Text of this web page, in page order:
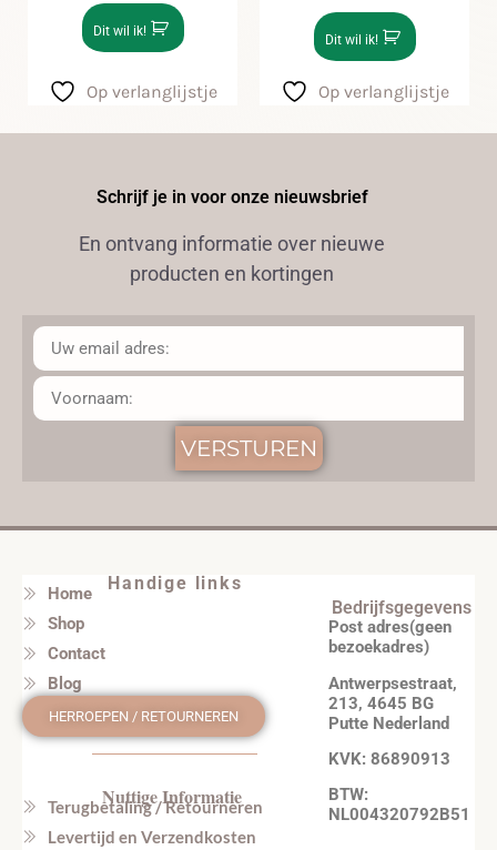
Dit wil ik!
Op verlanglijstje
Dit wil ik!
Op verlanglijstje
Schrijf je in voor onze nieuwsbrief
En ontvang informatie over nieuwe
producten en kortingen
VERSTUREN
Handige links
Home
Shop
Contact
Blog
HERROEPEN / RETOURNEREN
Nuttige Informatie
Terugbetaling / Retourneren
Levertijd en Verzendkosten
Bedrijfsgegevens
Post adres(geen
bezoekadres)
Antwerpsestraat,
213, 4645 BG
Putte Nederland
KVK: 86890913
BTW:
NL004320792B51